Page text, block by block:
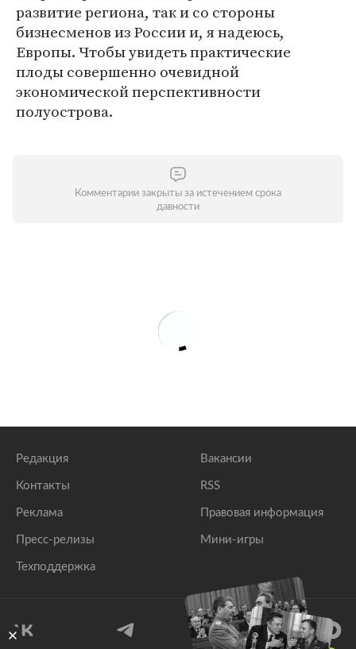
развитие региона, так и со стороны
бизнесменов из России и, я надеюсь,
Европы. Чтобы увидеть практические
плоды совершенно очевидной
экономической перспективности
полуострова.
Комментарии закрыты за истечением срока
давности
Редакция
Контакты
Реклама
Пресс-релизы
Техподдержка
Вакансии
RSS
Правовая информация
Мини-игры